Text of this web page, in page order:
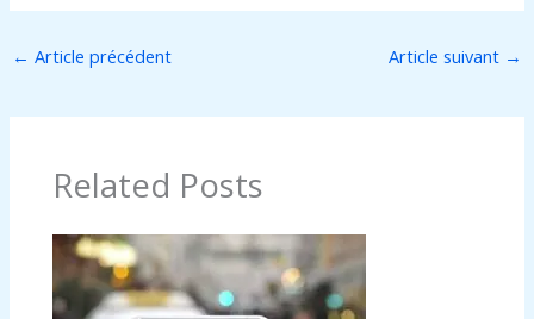
← Article précédent Article suivant →
Related Posts